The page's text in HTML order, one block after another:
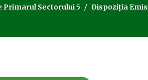
Primarul Sectorului 5 Dispoziția